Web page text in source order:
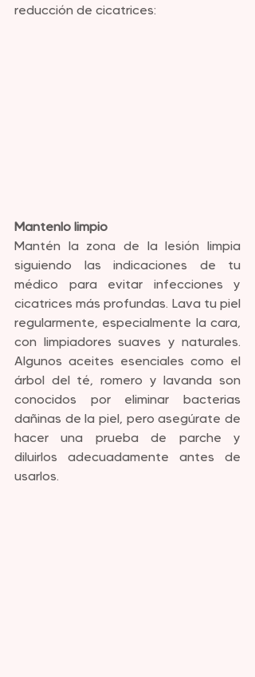
reducción de cicatrices:
Mantenlo limpio
Mantén la zona de la lesión limpia
siguiendo las indicaciones de tu
médico para evitar infecciones y
cicatrices más profundas. Lava tu piel
regularmente, especialmente la cara,
con limpiadores suaves y naturales.
Algunos aceites esenciales como el
árbol del té, romero y lavanda son
conocidos por eliminar bacterias
dañinas de la piel, pero asegúrate de
hacer una prueba de parche y
diluirlos adecuadamente antes de
usarlos.